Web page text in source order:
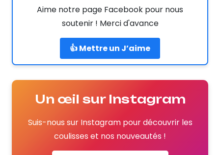
Aime notre page Facebook pour nous
soutenir ! Merci d'avance
👍 Mettre un J’aime
Un œil sur Instagram
Suis-nous sur Instagram pour découvrir les
coulisses et nos nouveautés !